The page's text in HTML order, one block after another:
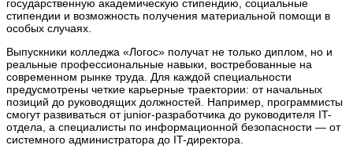
государственную академическую стипендию, социальные
стипендии и возможность получения материальной помощи в
особых случаях.
Выпускники колледжа «Логос» получат не только диплом, но и
реальные профессиональные навыки, востребованные на
современном рынке труда. Для каждой специальности
предусмотрены четкие карьерные траектории: от начальных
позиций до руководящих должностей. Например, программисты
смогут развиваться от junior-разработчика до руководителя IT-
отдела, а специалисты по информационной безопасности — от
системного администратора до IT-директора.